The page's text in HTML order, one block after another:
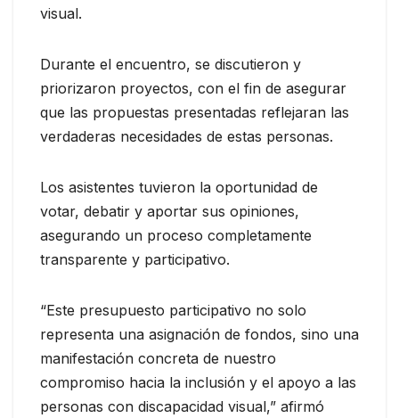
visual.
Durante el encuentro, se discutieron y
priorizaron proyectos, con el fin de asegurar
que las propuestas presentadas reflejaran las
verdaderas necesidades de estas personas.
Los asistentes tuvieron la oportunidad de
votar, debatir y aportar sus opiniones,
asegurando un proceso completamente
transparente y participativo.
“Este presupuesto participativo no solo
representa una asignación de fondos, sino una
manifestación concreta de nuestro
compromiso hacia la inclusión y el apoyo a las
personas con discapacidad visual,” afirmó